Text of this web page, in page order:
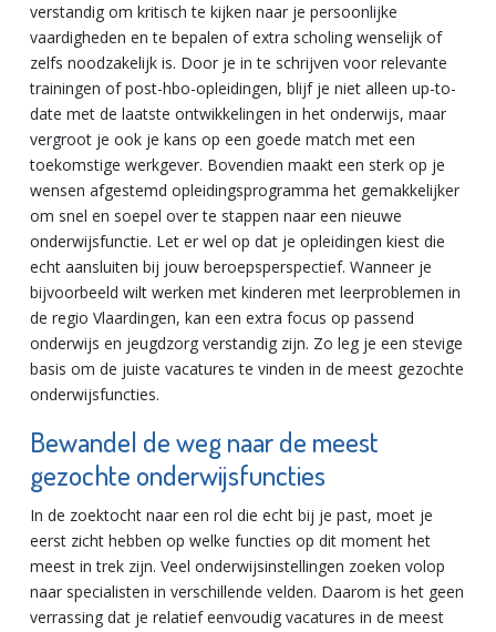
verstandig om kritisch te kijken naar je persoonlijke
vaardigheden en te bepalen of extra scholing wenselijk of
zelfs noodzakelijk is. Door je in te schrijven voor relevante
trainingen of post-hbo-opleidingen, blijf je niet alleen up-to-
date met de laatste ontwikkelingen in het onderwijs, maar
vergroot je ook je kans op een goede match met een
toekomstige werkgever. Bovendien maakt een sterk op je
wensen afgestemd opleidingsprogramma het gemakkelijker
om snel en soepel over te stappen naar een nieuwe
onderwijsfunctie. Let er wel op dat je opleidingen kiest die
echt aansluiten bij jouw beroepsperspectief. Wanneer je
bijvoorbeeld wilt werken met kinderen met leerproblemen in
de regio Vlaardingen, kan een extra focus op passend
onderwijs en jeugdzorg verstandig zijn. Zo leg je een stevige
basis om de juiste vacatures te vinden in de meest gezochte
onderwijsfuncties.
Bewandel de weg naar de meest
gezochte onderwijsfuncties
In de zoektocht naar een rol die echt bij je past, moet je
eerst zicht hebben op welke functies op dit moment het
meest in trek zijn. Veel onderwijsinstellingen zoeken volop
naar specialisten in verschillende velden. Daarom is het geen
verrassing dat je relatief eenvoudig vacatures in de meest